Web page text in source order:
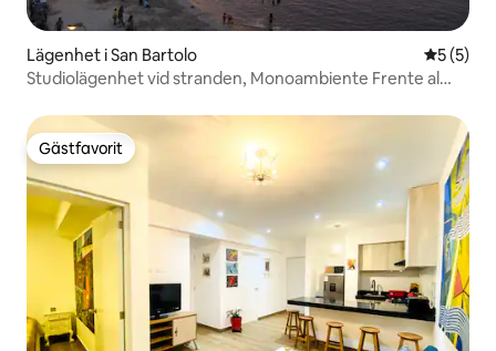
Lägenhet i San Bartolo 5 av 5 i
5 (5)
Studiolägenhet vid stranden, Monoambiente Frente al
Gästfavorit
Gästfavorit